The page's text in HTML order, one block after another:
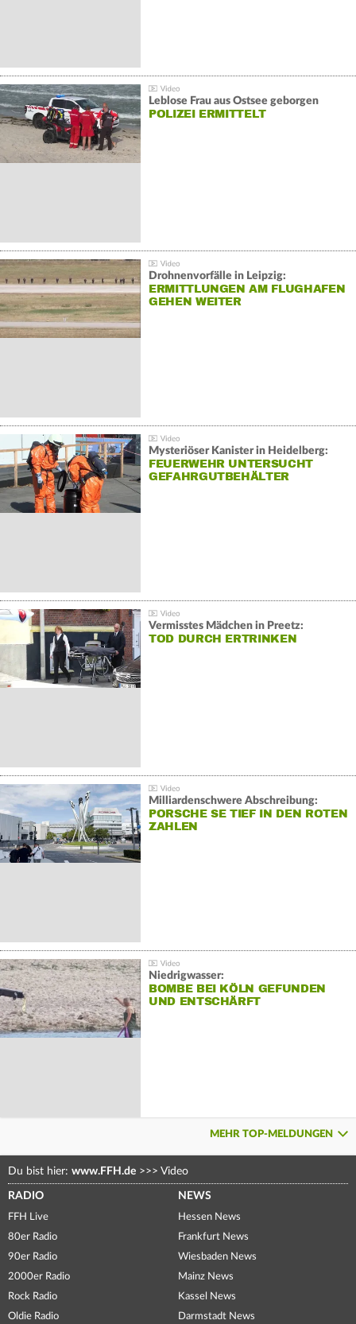
Leblose Frau aus Ostsee geborgen
POLIZEI ERMITTELT
Drohnenvorfälle in Leipzig:
ERMITTLUNGEN AM FLUGHAFEN
GEHEN WEITER
Mysteriöser Kanister in Heidelberg:
FEUERWEHR UNTERSUCHT
GEFAHRGUTBEHÄLTER
Vermisstes Mädchen in Preetz:
TOD DURCH ERTRINKEN
Milliardenschwere Abschreibung:
PORSCHE SE TIEF IN DEN ROTEN
ZAHLEN
Niedrigwasser:
BOMBE BEI KÖLN GEFUNDEN
UND ENTSCHÄRFT
MEHR TOP-MELDUNGEN
Du bist hier: www.FFH.de >>> Video
RADIO
FFH Live
80er Radio
90er Radio
2000er Radio
Rock Radio
Oldie Radio
NEWS
Hessen News
Frankfurt News
Wiesbaden News
Mainz News
Kassel News
Darmstadt News